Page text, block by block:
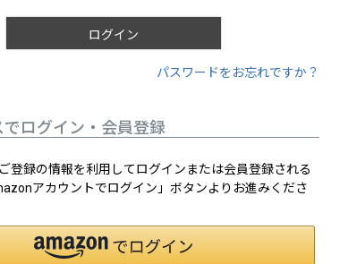
ログイン
パスワードをお忘れですか？
ログイン・会員登録
登録の情報を利用してログインまたは会員登録される
アカウントでログイン」ボタンよりお進みくださ